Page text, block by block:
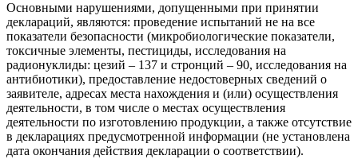
Основными нарушениями, допущенными при принятии
деклараций, являются: проведение испытаний не на все
показатели безопасности (микробиологические показатели,
токсичные элементы, пестициды, исследования на
радионуклиды: цезий – 137 и стронций – 90, исследования на
антибиотики), предоставление недостоверных сведений о
заявителе, адресах места нахождения и (или) осуществления
деятельности, в том числе о местах осуществления
деятельности по изготовлению продукции, а также отсутствие
в декларациях предусмотренной информации (не установлена
дата окончания действия декларации о соответствии).